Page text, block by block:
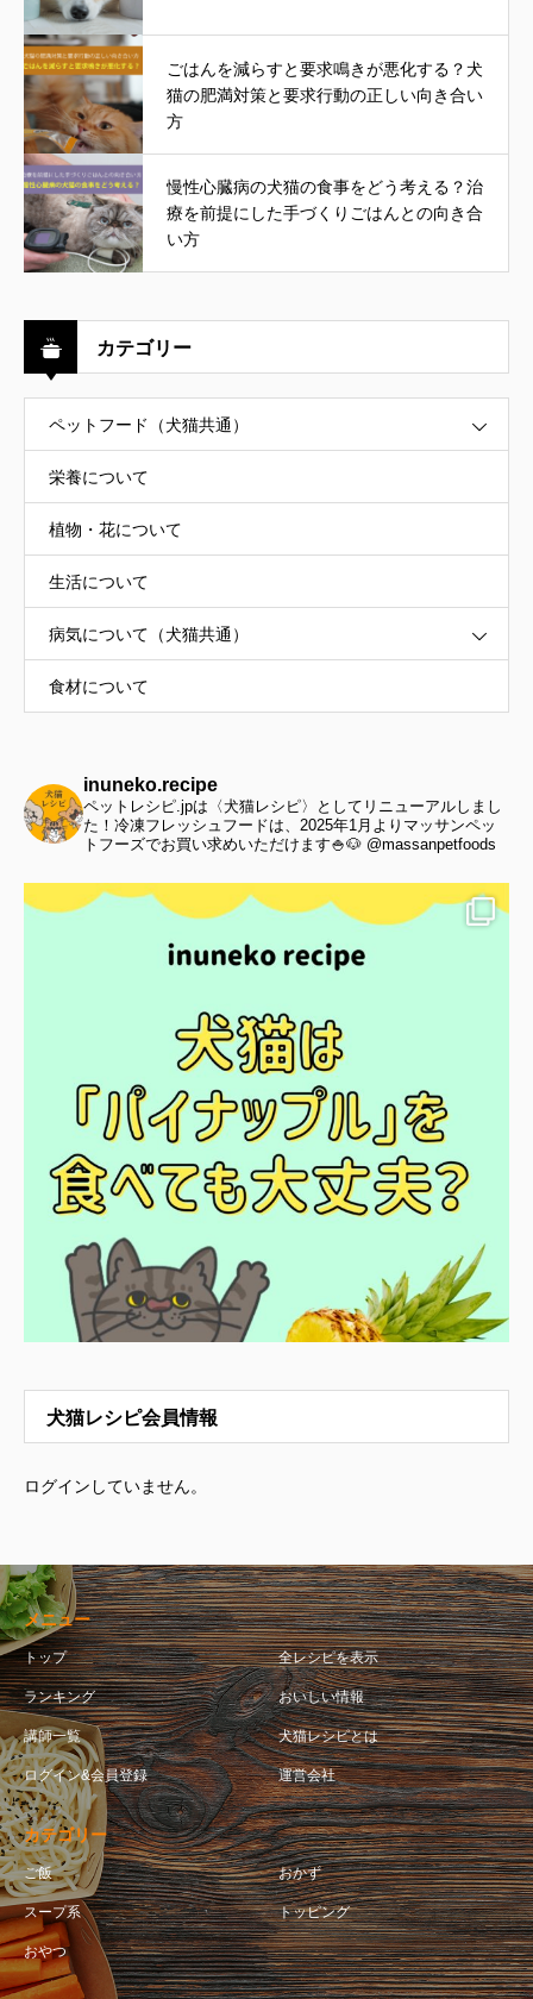
ごはんを減らすと要求鳴きが悪化する？犬
猫の肥満対策と要求行動の正しい向き合い
方
慢性心臓病の犬猫の食事をどう考える？治
療を前提にした手づくりごはんとの向き合
い方
カテゴリー
ペットフード（犬猫共通）
栄養について
植物・花について
生活について
病気について（犬猫共通）
食材について
inuneko.recipe
ペットレシピ.jpは〈犬猫レシピ〉としてリニューアルしまし
た！冷凍フレッシュフードは、2025年1月よりマッサンペッ
トフーズでお買い求めいただけます🍚🐶 @massanpetfoods
犬猫レシピ会員情報
ログインしていません。
メニュー
トップ 全レシピを表示
ランキング おいしい情報
講師一覧 犬猫レシピとは
ログイン&会員登録 運営会社
カテゴリー
ご飯 おかず
スープ系 トッピング
おやつ